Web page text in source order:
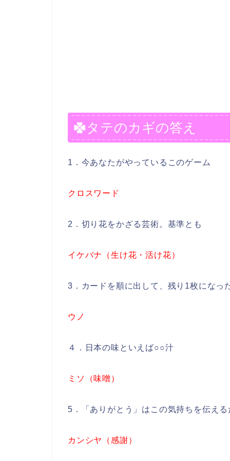
タテのカギの答え
1．今あなたがやっているこのゲーム
クロスワード
2．切り花をかざる芸術。基準とも
イケバナ（生け花・活け花）
3．カードを順に出して、残り1枚になっ
ウノ
４．日本の味といえば○○汁
ミソ（味噌）
5．「ありがとう」はこの気持ちを伝え
カンシヤ（感謝）